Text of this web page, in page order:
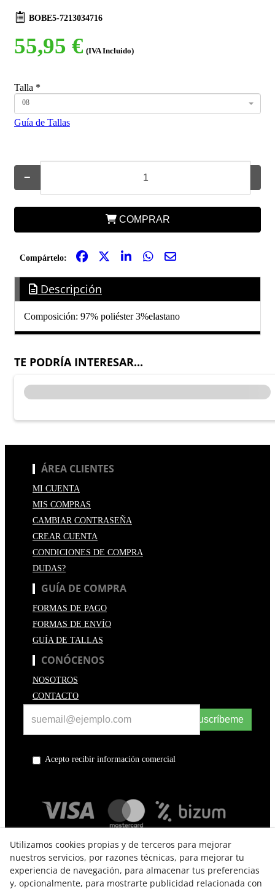
BOBE5-7213034716
55,95 € (IVA Incluido)
Talla *
08
Guía de Tallas
−
COMPRAR
Compártelo:
Descripción
Composición: 97% poliéster 3%elastano
TE PODRÍA INTERESAR...
ÁREA CLIENTES
MI CUENTA
MIS COMPRAS
CAMBIAR CONTRASEÑA
CREAR CUENTA
CONDICIONES DE COMPRA
DUDAS?
GUÍA DE COMPRA
FORMAS DE PAGO
FORMAS DE ENVÍO
GUÍA DE TALLAS
CONÓCENOS
NOSOTROS
CONTACTO
Suscríbeme
Acepto recibir información comercial
Utilizamos cookies propias y de terceros para mejorar
nuestros servicios, por razones técnicas, para mejorar tu
experiencia de navegación, para almacenar tus preferencias
y, opcionalmente, para mostrarte publicidad relacionada con